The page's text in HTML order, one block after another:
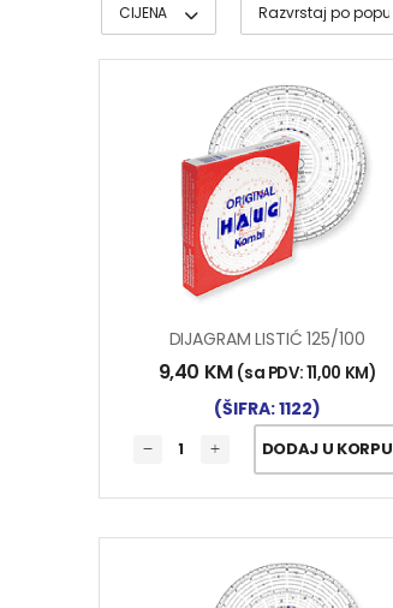
CIJENA
DIJAGRAM LISTIĆ 125/100
9,40 KM (sa PDV:11,00 KM)
(ŠIFRA: 1122)
DODAJ U KORPU